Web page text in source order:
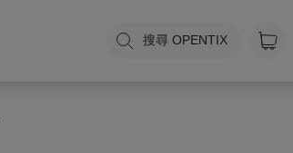
搜尋 OPENTIX